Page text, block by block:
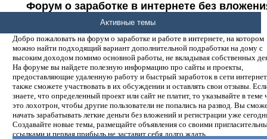
Форум о заработке в интернете без
денег.
Добро пожаловать на форум о заработке и работе в интернете, на котором
можно найти подходящий вариант дополнительной подработки на дому с
высоким доходом помимо основной работы, не вкладывая собственных
На форуме вы найдете полезную информацию про сайты и проекты,
предоставляющие удаленную работу и быстрый заработок в сети
также сможете участвовать в их обсуждении и оставлять свои отзывы.
знаете, что определенный проект или сайт не платит, то указывайте в теме
это лохотрон, чтобы другие пользователи не попались на развод. Вы
начать зарабатывать легкие деньги без вложений и регистрации уже
Создавайте новые темы, размещайте объявления со своими
ссылками и первая прибыль не заставит себя долго ждать.
Активные темы